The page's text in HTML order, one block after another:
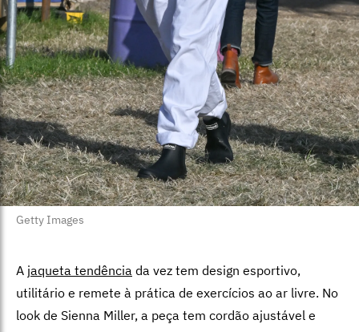
Getty Images
A jaqueta tendência da vez tem design esportivo,
utilitário e remete à prática de exercícios ao ar livre. No
look de Sienna Miller, a peça tem cordão ajustável e